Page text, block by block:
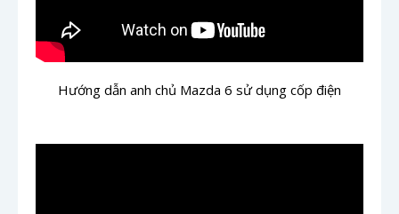
Hướng dẫn anh chủ Mazda 6 sử dụng cốp điện